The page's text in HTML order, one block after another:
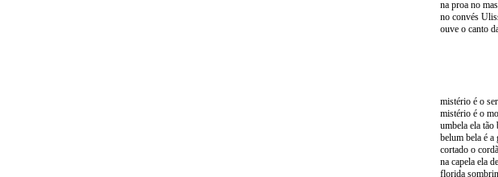
na proa no
no convés
ouve o canto
s
s
ei
mistério é o ser
mistério é o
umbela ela tão
belum bela é a
cortado o
na capela ela
florida